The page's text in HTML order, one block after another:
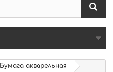
Бумага акварельная